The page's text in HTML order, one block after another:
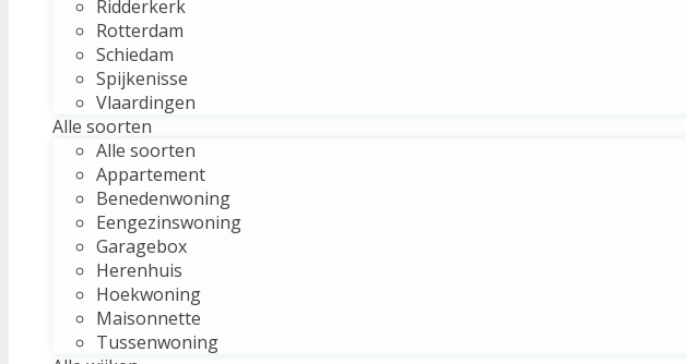
Ridderkerk
Rotterdam
Schiedam
Spijkenisse
Vlaardingen
Alle soorten
Alle soorten
Appartement
Benedenwoning
Eengezinswoning
Garagebox
Herenhuis
Hoekwoning
Maisonnette
Tussenwoning